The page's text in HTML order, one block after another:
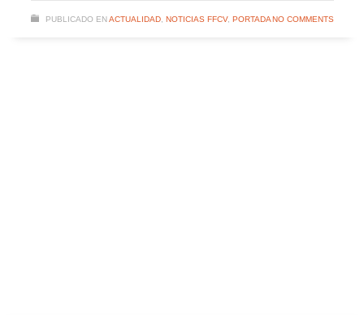
PUBLICADO EN ACTUALIDAD, NOTICIAS FFCV, PORTADANO COMMENTS